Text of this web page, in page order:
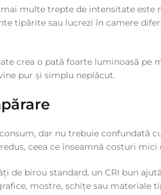
multe trepte de intensitate
tipărite sau lucrezi în camere
crea o pată foarte luminoasă pe
pur și simplu neplăcut.
dar nu trebuie confundată
ceea ce înseamnă costuri
birou standard, un CRI bun
mostre, schițe sau materiale